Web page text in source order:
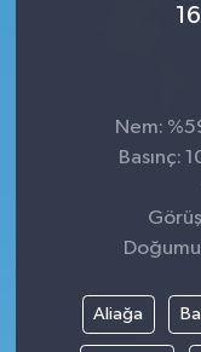
Nem:
Basınç:
Aliağa